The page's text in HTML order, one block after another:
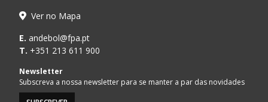
Ver no Mapa
E. andebol@fpa.pt
T. +351 213 611 900
Newsletter
Subscreva a nossa newsletter para se manter a par das novidades